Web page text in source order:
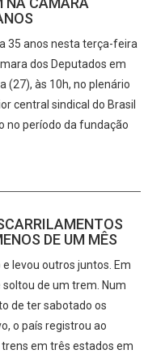
35 anos nesta terça-feira
dos Deputados em
(27), às 10h, no plenário
central sindical do Brasil
no período da fundação
DE UM MÊS
levou outros juntos. Em
de um trem. Num
de ter sabotado os
o país registrou ao
em três estados em